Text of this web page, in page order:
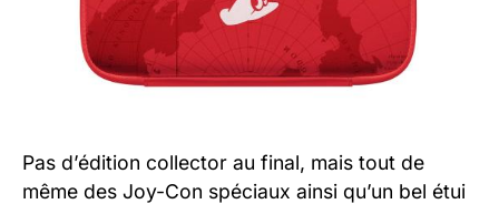
Pas d’édition collector au final, mais tout de
même des Joy-Con spéciaux ainsi qu’un bel étui